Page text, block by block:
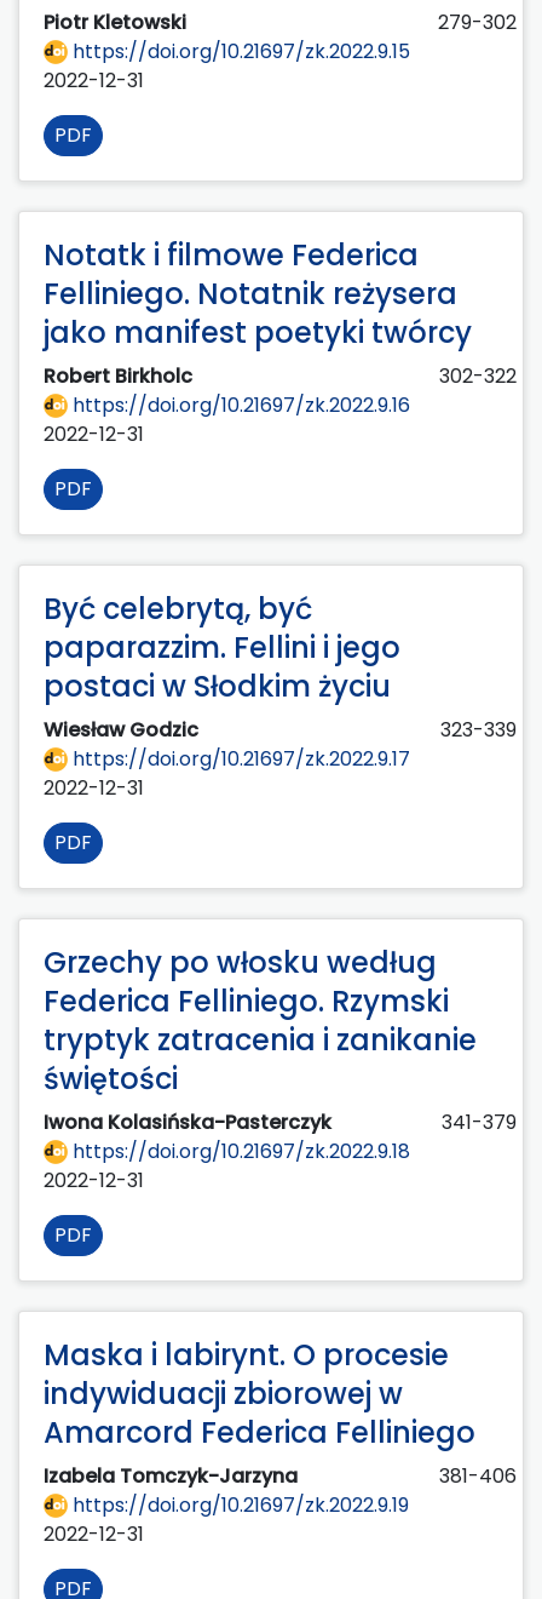
Piotr Kletowski
279-302
https://doi.org/10.21697/zk.2022.9.15
2022-12-31
PDF
Notatk i filmowe Federica
Felliniego. Notatnik reżysera
jako manifest poetyki twórcy
Robert Birkholc
302-322
https://doi.org/10.21697/zk.2022.9.16
2022-12-31
PDF
Być celebrytą, być
paparazzim. Fellini i jego
postaci w Słodkim życiu
Wiesław Godzic
323-339
https://doi.org/10.21697/zk.2022.9.17
2022-12-31
PDF
Grzechy po włosku według
Federica Felliniego. Rzymski
tryptyk zatracenia i zanikanie
świętości
Iwona Kolasińska-Pasterczyk
341-379
https://doi.org/10.21697/zk.2022.9.18
2022-12-31
PDF
Maska i labirynt. O procesie
indywiduacji zbiorowej w
Amarcord Federica Felliniego
Izabela Tomczyk-Jarzyna
381-406
https://doi.org/10.21697/zk.2022.9.19
2022-12-31
PDF